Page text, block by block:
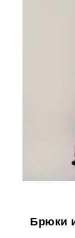
Брюки